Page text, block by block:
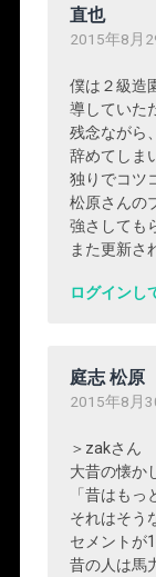
直也
2015年8月
僕は２級造
導していた
残念ながら
辞めてしま
独りでコツ
松原さんの
強さしても
また更新さ
ログインし
庭志 松原
2015年8月
＞zakさん
大昔の懐か
「昔はも
それはそう
セメントが
昔の人は馬